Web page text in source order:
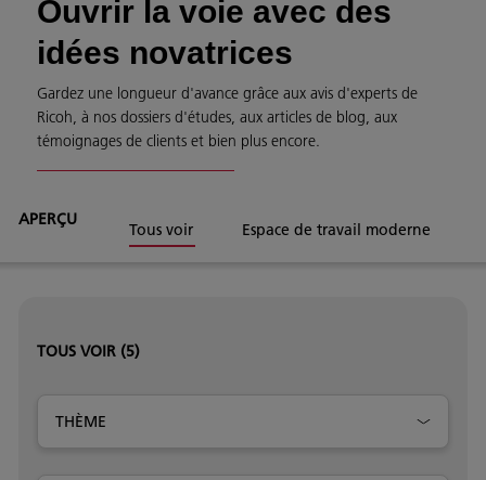
Ouvrir la voie avec des
idées novatrices
Gardez une longueur d'avance grâce aux avis d'experts de
Ricoh, à nos dossiers d'études, aux articles de blog, aux
témoignages de clients et bien plus encore.
APERÇU
Tous voir Espace de travail moderne
TOUS VOIR (5)
THÈME